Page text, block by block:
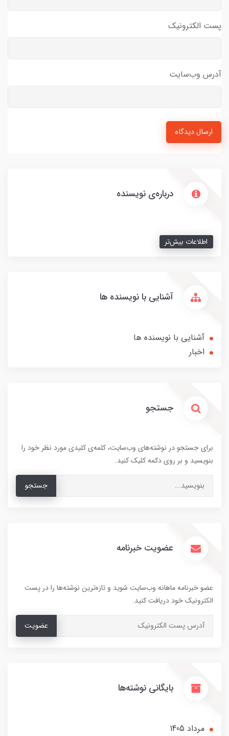
پست الکترونیک
آدرس وب‌سایت
ارسال دیدگاه
درباره‌ی نویسنده
اطلاعات بیش‌تر
آشنایی با نویسنده ها
آشنایی با نویسنده ها
اخبار
جستجو
برای جستجو در نوشته‌های وب‌سایت، کلمه‌ی کلیدی مورد نظر خود را
بنویسید و بر روی دکمه کلیک کنید.
جستجو
عضویت خبرنامه
عضو خبرنامه ماهانه وب‌سایت شوید و تازه‌ترین نوشته‌ها را در پست
الکترونیک خود دریافت کنید.
عضویت
بایگانی نوشته‌ها
مرداد 1405